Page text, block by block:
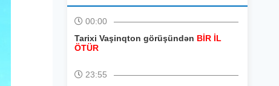
00:00
Tarixi Vaşinqton görüşündən BİR İL
ÖTÜR
23:55